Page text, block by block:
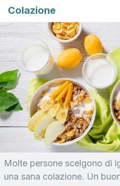
Colazione
Molte persone scelgono di
una sana colazione. Un